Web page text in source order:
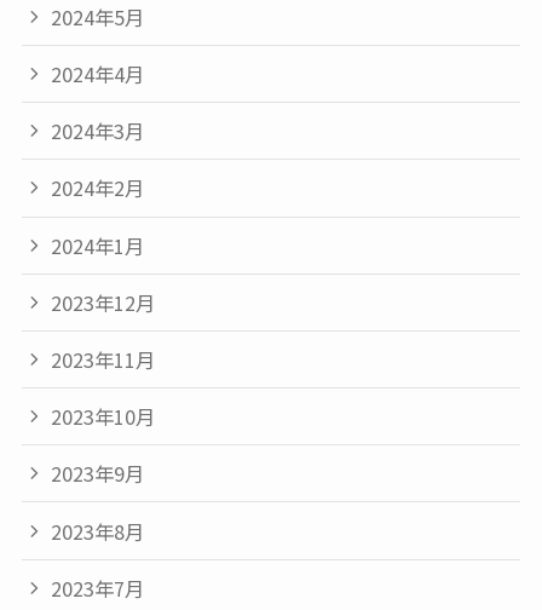
2024年5月
2024年4月
2024年3月
2024年2月
2024年1月
2023年12月
2023年11月
2023年10月
2023年9月
2023年8月
2023年7月